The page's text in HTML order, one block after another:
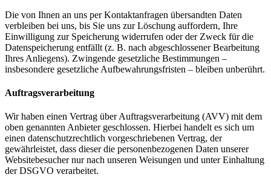
Die von Ihnen an uns per Kontaktanfragen übersandten Daten
verbleiben bei uns, bis Sie uns zur Löschung auffordern, Ihre
Einwilligung zur Speicherung widerrufen oder der Zweck für die
Datenspeicherung entfällt (z. B. nach abgeschlossener Bearbeitung
Ihres Anliegens). Zwingende gesetzliche Bestimmungen –
insbesondere gesetzliche Aufbewahrungsfristen – bleiben unberührt.
Auftragsverarbeitung
Wir haben einen Vertrag über Auftragsverarbeitung (AVV) mit dem
oben genannten Anbieter geschlossen. Hierbei handelt es sich um
einen datenschutzrechtlich vorgeschriebenen Vertrag, der
gewährleistet, dass dieser die personenbezogenen Daten unserer
Websitebesucher nur nach unseren Weisungen und unter Einhaltung
der DSGVO verarbeitet.